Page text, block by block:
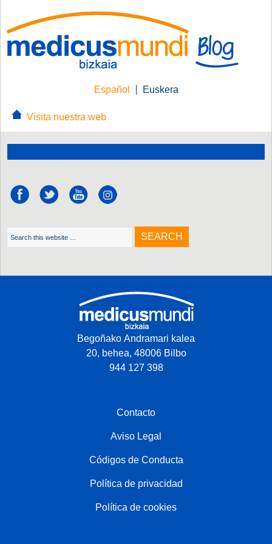
Español Euskera
Visita nuestra web
Begoñako Andramari kalea
20, behea, 48006 Bilbo
944 127 398
Contacto
Aviso Legal
Códigos de Conducta
Política de privacidad
Política de cookies